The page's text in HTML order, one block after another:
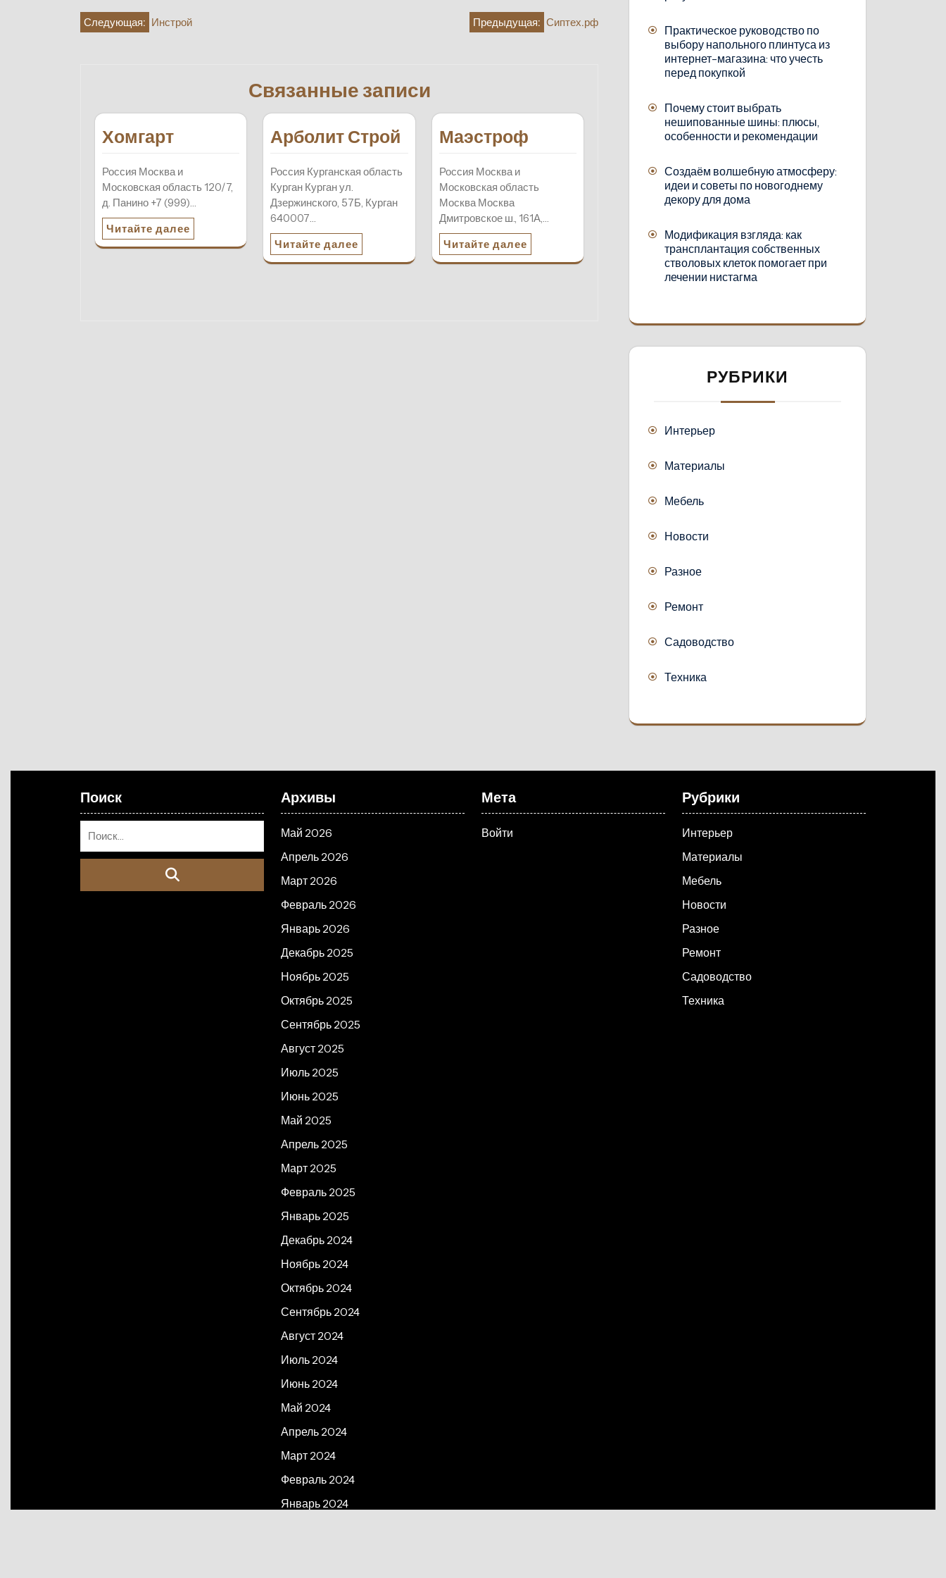
Навигация
Предыдущая: Сиптех.рф
Следующая: Инстрой
Связанные записи
Хомгарт
Россия Москва и
Московская область 120/7,
д. Панино +7 (999)…
Читайте далее
Арболит Строй
Россия Курганская область
Курган Курган ул.
Дзержинского, 57Б, Курган
640007…
Читайте далее
Маэстроф
Россия Москва и
Московская область
Москва Москва
Дмитровское ш., 161А,…
Читайте далее
Практическое руководство по
выбору напольного плинтуса из
интернет-магазина: что учесть
перед покупкой
Почему стоит выбрать
нешипованные шины: плюсы,
особенности и рекомендации
Создаём волшебную атмосферу:
идеи и советы по новогоднему
декору для дома
Модификация взгляда: как
трансплантация собственных
стволовых клеток помогает при
лечении нистагма
РУБРИКИ
Интерьер
Материалы
Мебель
Новости
Разное
Ремонт
Садоводство
Техника
Поиск Архивы
Май 2026
Апрель 2026
Март 2026
Февраль 2026
Январь 2026
Декабрь 2025
Ноябрь 2025
Октябрь 2025
Сентябрь 2025
Август 2025
Июль 2025
Июнь 2025
Май 2025
Апрель 2025
Март 2025
Февраль 2025
Январь 2025
Декабрь 2024
Ноябрь 2024
Октябрь 2024
Сентябрь 2024
Август 2024
Июль 2024
Июнь 2024
Май 2024
Апрель 2024
Март 2024
Февраль 2024
Январь 2024
Мета
Войти
Рубрики
Интерьер
Материалы
Мебель
Новости
Разное
Ремонт
Садоводство
Техника